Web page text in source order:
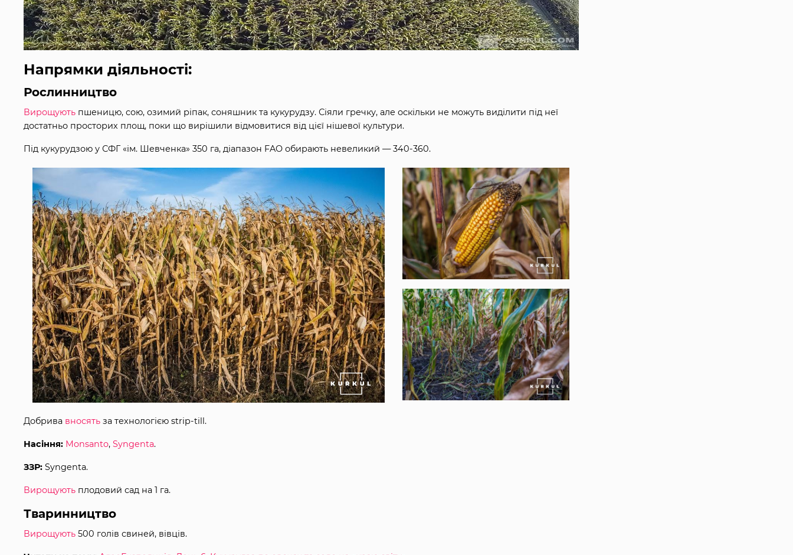
Напрямки діяльності:
Рослинництво
Вирощують пшеницю, сою, озимий ріпак, соняшник та кукурудзу. Сіяли гречку, але оскільки не можуть виділити під неї
достатньо просторих площ, поки що вирішили відмовитися від цієї нішевої культури.
Під кукурудзою у СФГ «ім. Шевченка» 350 га, діапазон FAO обирають невеликий — 340-360.
Добрива вносять за технологією strip-till.
Насіння: Monsanto, Syngenta.
ЗЗР: Syngenta.
Вирощують плодовий сад на 1 га.
Тваринництво
Вирощують 500 голів свиней, вівців.